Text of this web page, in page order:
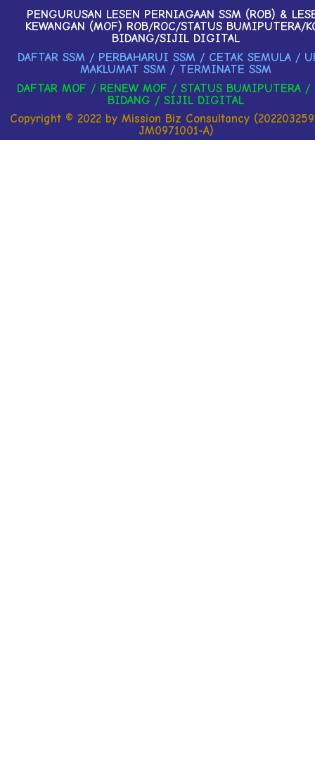
PENGURUSAN LESEN PERNIAGAAN SSM (ROB) &
KEWANGAN (MOF) ROB/ROC/STATUS BUMIPUTERA/
BIDANG/SIJIL DIGITAL
DAFTAR SSM / PERBAHARUI SSM / CETAK SEMULA /
MAKLUMAT SSM / TERMINATE SSM
DAFTAR MOF / RENEW MOF / STATUS BUMIPUTERA /
BIDANG / SIJIL DIGITAL
Copyright © 2022 by Mission Biz Consultancy
JM0971001-A)